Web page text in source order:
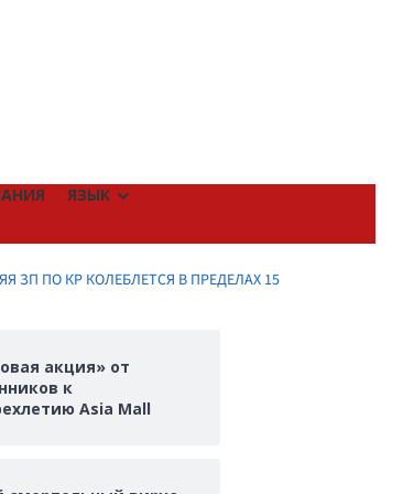
ЯЗЫК
ЗП ПО КР КОЛЕБЛЕТСЯ В ПРЕДЕЛАХ 15
акция» от
к
Asia Mall